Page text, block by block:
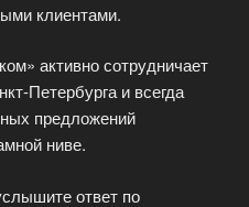
клиентами.
активно сотрудничает
Петербурга и всегда
предложений
ниве.
ответ по